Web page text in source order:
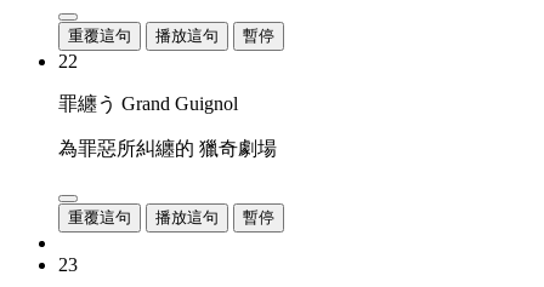
重覆這句 播放這句 暫停
22
罪纏う Grand Guignol
為罪惡所糾纏的 獵奇劇場
重覆這句 播放這句 暫停
23